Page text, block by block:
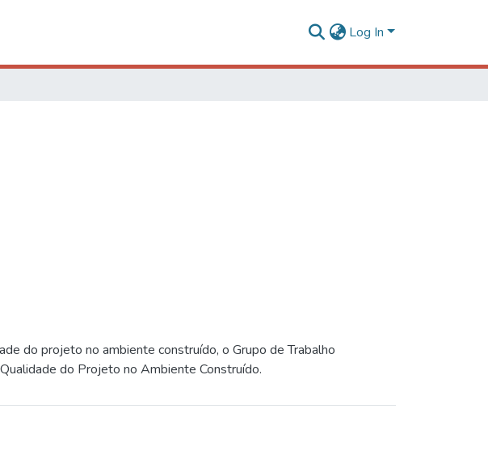
Log In
do projeto no ambiente construído, o Grupo de Trabalho
do Projeto no Ambiente Construído.